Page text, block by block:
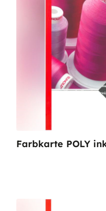
Farbkarte POLY